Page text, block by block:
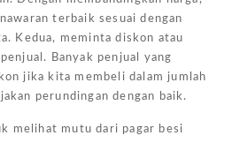
terbaik sesuai dengan
Kedua, meminta diskon atau
Banyak penjual yang
jika kita membeli dalam jumlah
perundingan dengan baik.
melihat mutu dari pagar besi